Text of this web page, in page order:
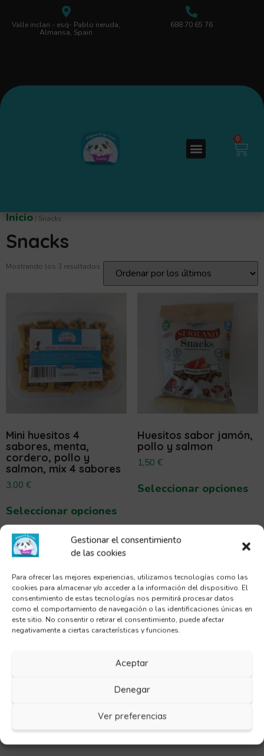
Gestionar el consentimiento
de las cookies
Para ofrecer las mejores experiencias, utilizamos tecnologías como las
cookies para almacenar y/o acceder a la información del dispositivo. El
consentimiento de estas tecnologías nos permitirá procesar datos
como el comportamiento de navegación o las identificaciones únicas en
este sitio. No consentir o retirar el consentimiento, puede afectar
negativamente a ciertas características y funciones.
Aceptar
Denegar
Ver preferencias
Valle inclan - esq- Pablo neruda,
Almansa, Spain
688 70 65 76
0
Inicio/ Snacks
Snacks
Mostrando los 3 resultados
Mini huesitos 4
sabores, menta,
cordero, pollo y
salmon, mix 4 sabores
3,00 €
Seleccionar opciones
Huesitos sabor jamón,
pollo y salmon
1,50 €
Seleccionar opciones